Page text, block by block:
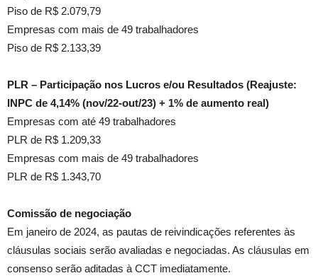
Piso de R$ 2.079,79
Empresas com mais de 49 trabalhadores
Piso de R$ 2.133,39
PLR – Participação nos Lucros e/ou Resultados (Reajuste:
INPC de 4,14% (nov/22-out/23) + 1% de aumento real)
Empresas com até 49 trabalhadores
PLR de R$ 1.209,33
Empresas com mais de 49 trabalhadores
PLR de R$ 1.343,70
Comissão de negociação
Em janeiro de 2024, as pautas de reivindicações referentes às
cláusulas sociais serão avaliadas e negociadas. As cláusulas em
consenso serão aditadas à CCT imediatamente.